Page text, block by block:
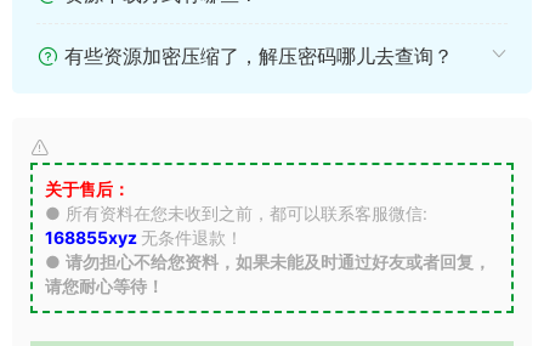
有些资源加密压缩了，解压密码哪儿去查询？
关于售后：
● 所有资料在您未收到之前，都可以联系客服微信:
168855xyz 无条件退款！
● 请勿担心不给您资料，如果未能及时通过好友或者回复，
请您耐心等待！